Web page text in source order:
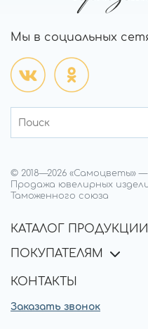
Мы в социальных
© 2018—2026 «Самоцветы» —
Продажа ювелирных
Таможенного союза
КАТАЛОГ ПРОДУКЦИИ
ПОКУПАТЕЛЯМ
КОНТАКТЫ
Заказать звонок